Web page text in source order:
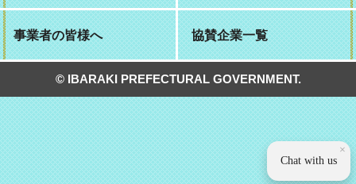
事業者の皆様へ 協賛企業一覧
© IBARAKI PREFECTURAL GOVERNMENT.
×
Chat with us